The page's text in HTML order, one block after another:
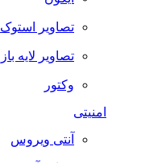
تصاویر استوک
تصاویر لایه باز
وکتور
امنیتی
آنتی ویروس